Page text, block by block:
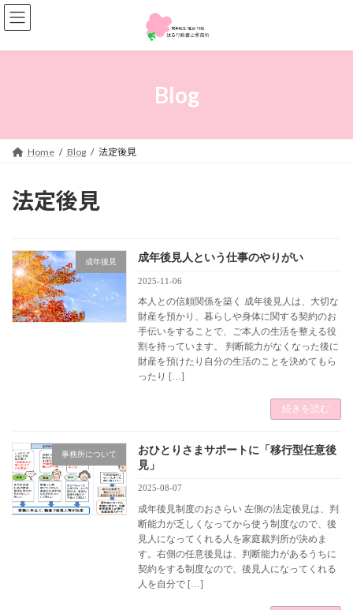
コ
ン
ン
ナ
ビ
ー
Blog
Home Blog 法定後見
法定後見
成年後見 成年後見人という仕事のやりがい
2025-11-06
本人との信頼関係を築く 成年後見人は、大切な
財産を預かり、暮らしや身体に関する契約のお
手伝いをすることで、ご本人の生活を整える役
割を持っています。 判断能力がなくなった後に
財産を預けたり自分の生活のことを決めてもら
ったり […]
続きを読む
事務所について
おひとりさまサポートに「移行型任意後
見」
2025-08-07
成年後見制度のおさらい 左側の法定後見は、判
断能力が乏しくなってから使う制度なので、後
見人になってくれる人を家庭裁判所が決めま
す。右側の任意後見は、判断能力があるうちに
契約をする制度なので、後見人になってくれる
人を自分で […]